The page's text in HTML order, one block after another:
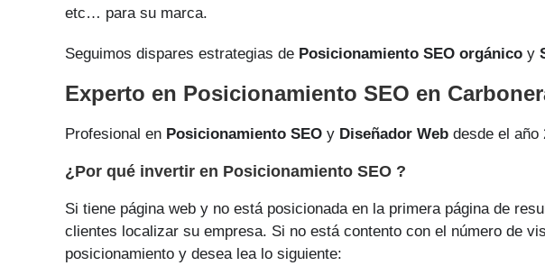
etc… para su marca.
Seguimos dispares estrategias de Posicionamiento SEO orgánico y
Experto en Posicionamiento SEO en
Profesional en Posicionamiento SEO y Diseñador Web desde el año
¿Por qué invertir en Posicionamiento SEO ?
Si tiene página web y no está posicionada en la primera página de
clientes localizar su empresa. Si no está contento con el número de
posicionamiento y desea lea lo siguiente: